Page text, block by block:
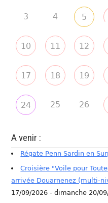
3 4 5
10 11 12
17 18 19
24 25 26
A venir :
Régate Penn Sardin en
Croisière "Voile pour
arrivée Douarnenez (multi-
17/09/2026 - dimanche 20/